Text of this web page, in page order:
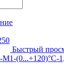
Быстрый
(0...+120)°С-